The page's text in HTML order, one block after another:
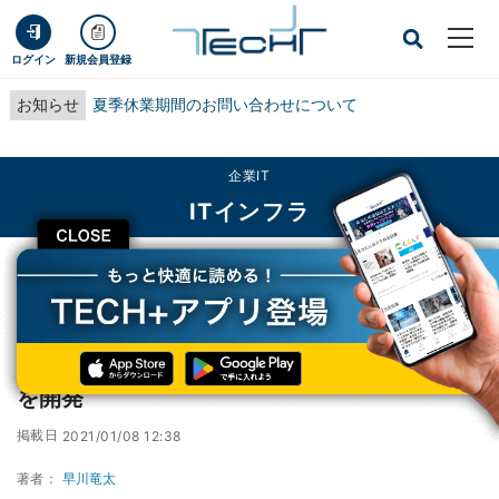
ログイン 新規会員登録
お知らせ 夏季休業期間のお問い合わせについて
CLOSE
企業IT
ITインフラ
TECH+ 企業IT
ITインフラ
NEC、車などの遠隔見守りを支援するAI技術を開発
NEC、車などの遠隔見守りを支援するAI技術
を開発
掲載日 2021/01/08 12:38
著者： 早川竜太